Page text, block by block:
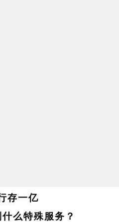
存一亿
么特殊服务？